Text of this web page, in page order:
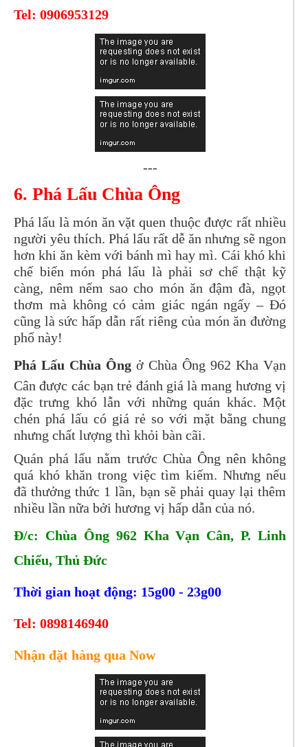
Tel: 0906953129
---
6. Phá Lấu Chùa Ông
Phá lấu là món ăn vặt quen thuộc được rất nhiều
người yêu thích. Phá lấu rất dễ ăn nhưng sẽ ngon
hơn khi ăn kèm với bánh mì hay mì. Cái khó khi
chế biến món phá lấu là phải sơ chế thật kỹ
càng, nêm nếm sao cho món ăn đậm đà, ngọt
thơm mà không có cảm giác ngán ngấy – Đó
cũng là sức hấp dẫn rất riêng của món ăn đường
phố này!
Phá Lấu Chùa Ông ở Chùa Ông 962 Kha Vạn
Cân được các bạn trẻ đánh giá là mang hương vị
đặc trưng khó lẫn với những quán khác. Một
chén phá lấu có giá rẻ so với mặt bằng chung
nhưng chất lượng thì khỏi bàn cãi.
Quán phá lấu nằm trước Chùa Ông nên không
quá khó khăn trong việc tìm kiếm. Nhưng nếu
đã thưởng thức 1 lần, bạn sẽ phải quay lại thêm
nhiều lần nữa bởi hương vị hấp dẫn của nó.
Đ/c: Chùa Ông 962 Kha Vạn Cân, P. Linh
Chiểu, Thủ Đức
Thời gian hoạt động: 15g00 - 23g00
Tel: 0898146940
Nhận đặt hàng qua Now